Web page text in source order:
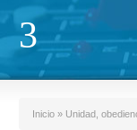
3
Inicio » Unidad,